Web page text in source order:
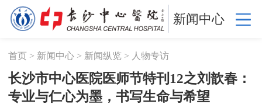
新闻中心
首页 > 新闻中心 > 新闻纵览 > 人物专访
长沙市中心医院医师节特刊12之刘歆春：
专业与仁心为墨，书写生命与希望